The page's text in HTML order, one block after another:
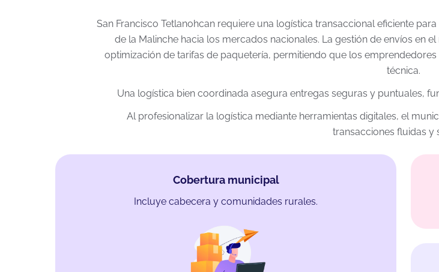
San Francisco Tetlanohcan requiere una logística transaccional eficiente
de la Malinche hacia los mercados nacionales. La gestión de envíos en
optimización de tarifas de paquetería, permitiendo que los
técnica.
Una logística bien coordinada asegura entregas seguras y puntuales,
Al profesionalizar la logística mediante herramientas digitales, el
transacciones fluidas y
Cobertura municipal
Incluye cabecera y comunidades rurales.